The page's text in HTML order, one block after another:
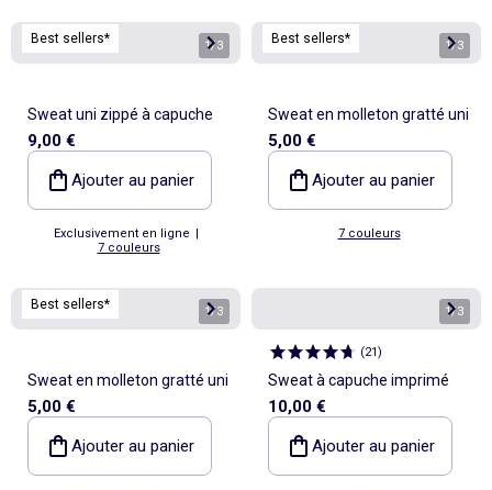
Best sellers* 1/3
Sweat uni zippé à capuche
9,00 €
Ajouter au panier
Exclusivement en ligne |
7 couleurs
Best sellers* 1/3
Sweat en molleton gratté uni
5,00 €
Ajouter au panier
7 couleurs
Best sellers* 1/3
Sweat en molleton gratté uni
5,00 €
Ajouter au panier
1/3
(21)
Sweat à capuche imprimé
10,00 €
Ajouter au panier